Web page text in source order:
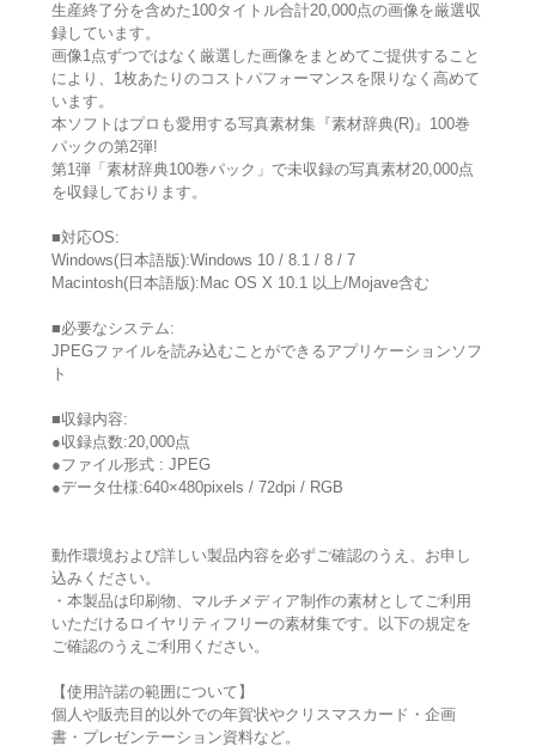
生産終了分を含めた100タイトル合計20,000点の画像を厳選収
録しています。
画像1点ずつではなく厳選した画像をまとめてご提供すること
により、1枚あたりのコストパフォーマンスを限りなく高めて
います。
本ソフトはプロも愛用する写真素材集『素材辞典(R)』100巻
パックの第2弾!
第1弾「素材辞典100巻パック」で未収録の写真素材20,000点
を収録しております。
■対応OS:
Windows(日本語版):Windows 10 / 8.1 / 8 / 7
Macintosh(日本語版):Mac OS X 10.1 以上/Mojave含む
■必要なシステム:
JPEGファイルを読み込むことができるアプリケーションソフ
ト
■収録内容:
●収録点数:20,000点
●ファイル形式 : JPEG
●データ仕様:640×480pixels / 72dpi / RGB
動作環境および詳しい製品内容を必ずご確認のうえ、お申し
込みください。
・本製品は印刷物、マルチメディア制作の素材としてご利用
いただけるロイヤリティフリーの素材集です。以下の規定を
ご確認のうえご利用ください。
【使用許諾の範囲について】
個人や販売目的以外での年賀状やクリスマスカード・企画
書・プレゼンテーション資料など。